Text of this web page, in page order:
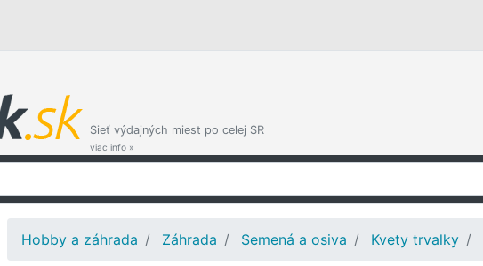
Sieť výdajných miest po celej SR
viac info »
Hobby a záhrada Záhrada Semená a osiva Kvety trvalky